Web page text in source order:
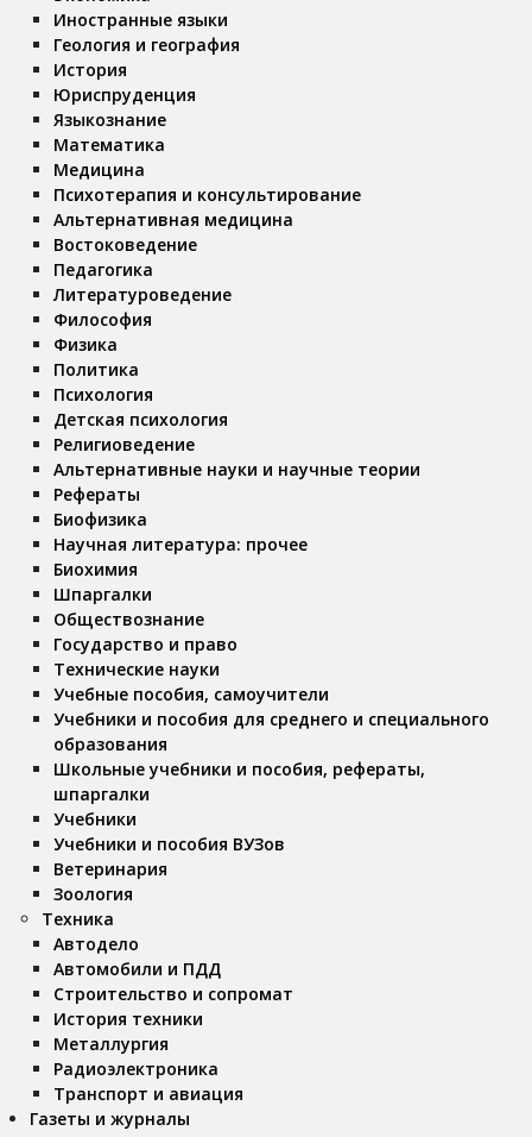
Иностранные языки
Геология и география
История
Юриспруденция
Языкознание
Математика
Медицина
Психотерапия и консультирование
Альтернативная медицина
Востоковедение
Педагогика
Литературоведение
Философия
Физика
Политика
Психология
Детская психология
Религиоведение
Альтернативные науки и научные теории
Рефераты
Биофизика
Научная литература: прочее
Биохимия
Шпаргалки
Обществознание
Государство и право
Технические науки
Учебные пособия, самоучители
Учебники и пособия для среднего и специального
образования
Школьные учебники и пособия, рефераты,
шпаргалки
Учебники
Учебники и пособия ВУЗов
Ветеринария
Зоология
Техника
Автодело
Автомобили и ПДД
Строительство и сопромат
История техники
Металлургия
Радиоэлектроника
Транспорт и авиация
Газеты и журналы